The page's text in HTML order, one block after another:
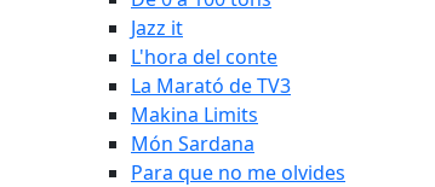
Jazz it
L'hora del conte
La Marató de TV3
Makina Limits
Món Sardana
Para que no me olvides